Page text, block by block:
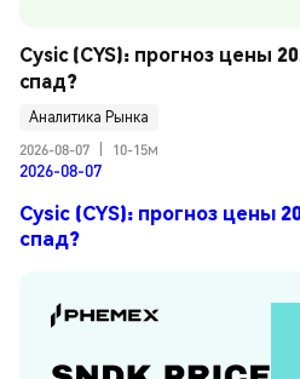
Cysic (CYS): прогноз цены
спад?
Аналитика Рынка
2026-08-07
10-15м
2026-08-07
Cysic (CYS): прогноз цены
спад?